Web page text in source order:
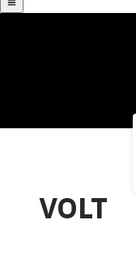
VOLT